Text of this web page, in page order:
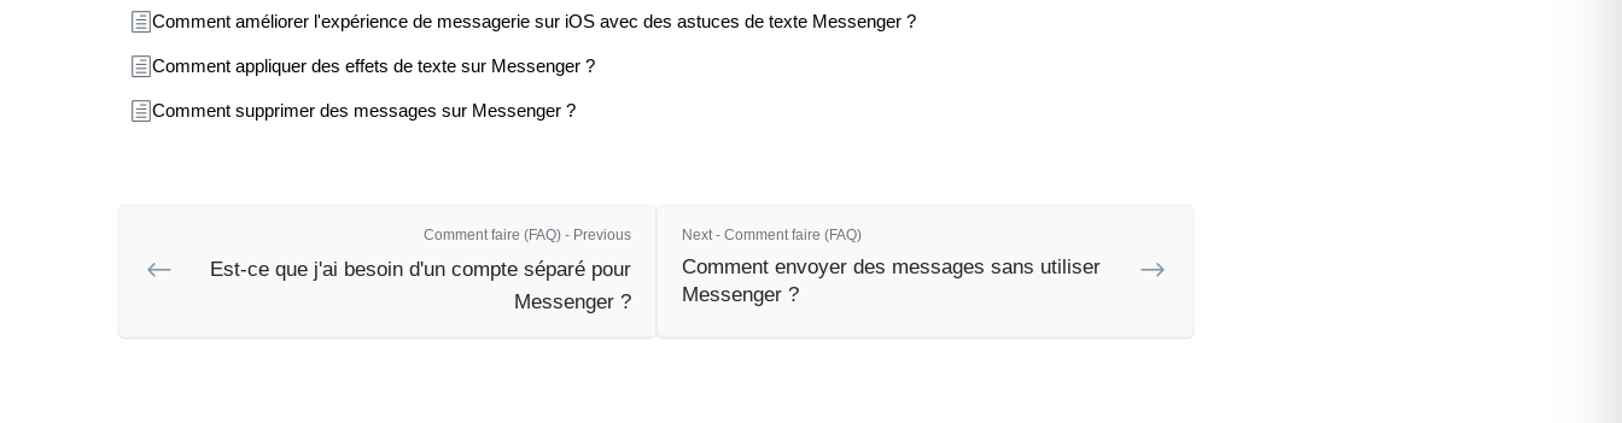
Comment améliorer l'expérience de messagerie sur iOS avec des astuces de texte Messenger ?
Comment appliquer des effets de texte sur Messenger ?
Comment supprimer des messages sur Messenger ?
Comment faire (FAQ) - Previous
Est-ce que j'ai besoin d'un compte séparé pour
Messenger ?
Next - Comment faire (FAQ)
Comment envoyer des messages sans utiliser
Messenger ?